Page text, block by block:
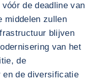
de deadline van
middelen zullen
blijven
van het
de
en de diversificatie